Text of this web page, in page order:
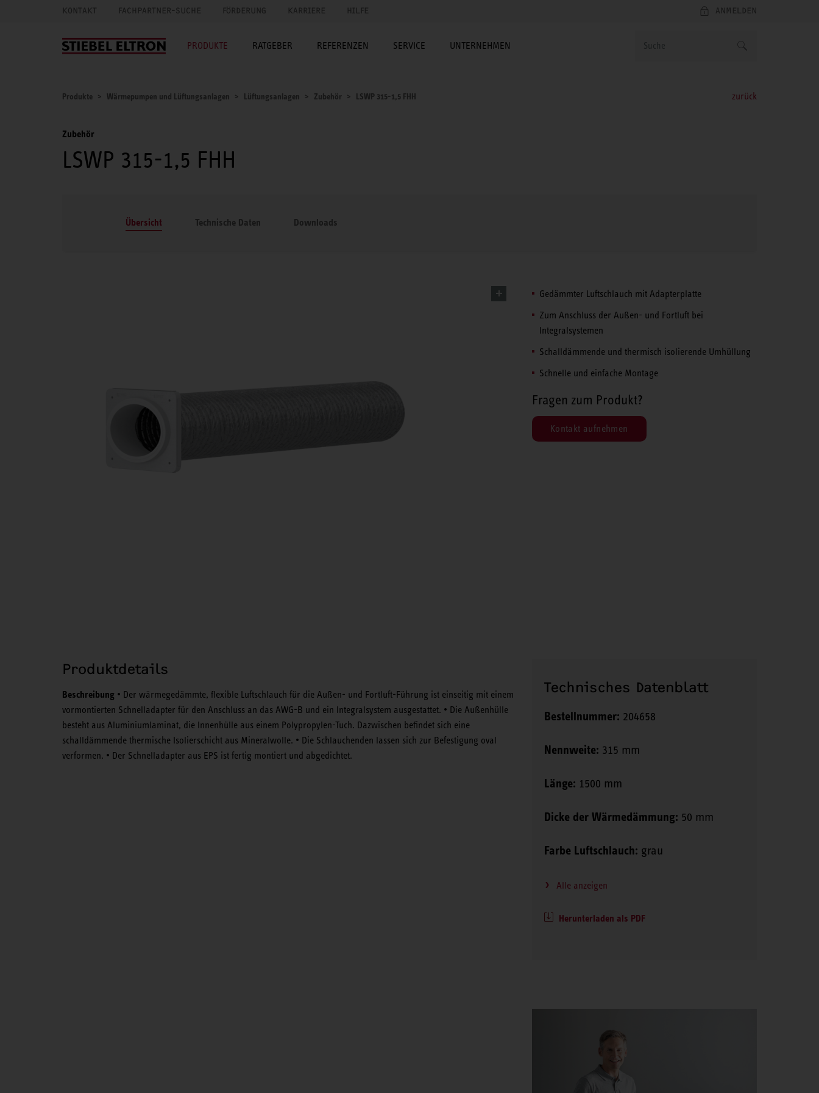
KONTAKT FACHPARTNER-SUCHE FÖRDERUNG KARRIERE HILFE ANMELDEN
PRODUKTE RATGEBER REFERENZEN SERVICE UNTERNEHMEN
Produkte Wärmepumpen und Lüftungsanlagen Lüftungsanlagen Zubehör LSWP 315-1,5 FHH zurück
Zubehör
LSWP 315-1,5 FHH
Übersicht Technische Daten Downloads
Gedämmter Luftschlauch mit Adapterplatte
Zum Anschluss der Außen- und Fortluft bei
Integralsystemen
Schalldämmende und thermisch isolierende Umhüllung
Schnelle und einfache Montage
Fragen zum Produkt?
Kontakt aufnehmen
Produktdetails
Beschreibung • Der wärmegedämmte, flexible Luftschlauch für die Außen- und Fortluft-Führung ist einseitig mit einem
vormontierten Schnelladapter für den Anschluss an das AWG-B und ein Integralsystem ausgestattet. • Die Außenhülle
besteht aus Aluminiumlaminat, die Innenhülle aus einem Polypropylen-Tuch. Dazwischen befindet sich eine
schalldämmende thermische Isolierschicht aus Mineralwolle. • Die Schlauchenden lassen sich zur Befestigung oval
verformen. • Der Schnelladapter aus EPS ist fertig montiert und abgedichtet.
Technisches Datenblatt
Bestellnummer: 204658
Nennweite: 315 mm
Länge: 1500 mm
Dicke der Wärmedämmung: 50 mm
Farbe Luftschlauch: grau
Alle anzeigen
Herunterladen als PDF